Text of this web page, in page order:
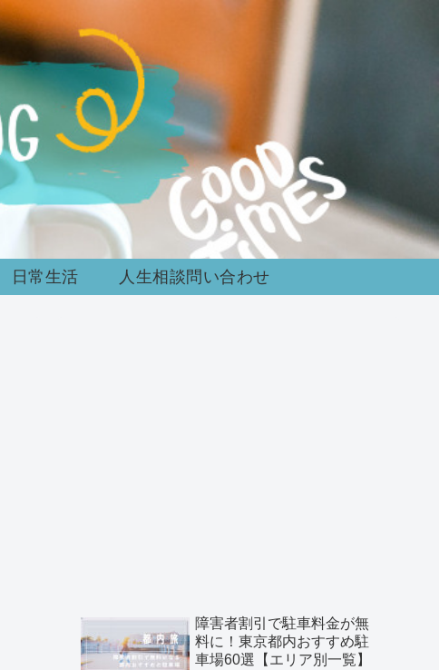
日常生活 人生相談問い合わせ
障害者割引で駐車料金が無
料に！東京都内おすすめ駐
車場60選【エリア別一覧】